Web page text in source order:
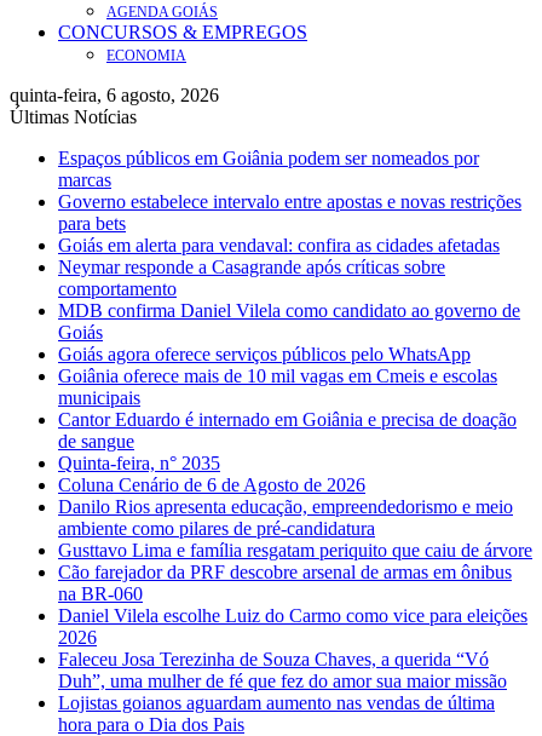
AGENDA GOIÁS
CONCURSOS & EMPREGOS
ECONOMIA
quinta-feira, 6 agosto, 2026
Últimas Notícias
Espaços públicos em Goiânia podem ser nomeados por
marcas
Governo estabelece intervalo entre apostas e novas restrições
para bets
Goiás em alerta para vendaval: confira as cidades afetadas
Neymar responde a Casagrande após críticas sobre
comportamento
MDB confirma Daniel Vilela como candidato ao governo de
Goiás
Goiás agora oferece serviços públicos pelo WhatsApp
Goiânia oferece mais de 10 mil vagas em Cmeis e escolas
municipais
Cantor Eduardo é internado em Goiânia e precisa de doação
de sangue
Quinta-feira, n° 2035
Coluna Cenário de 6 de Agosto de 2026
Danilo Rios apresenta educação, empreendedorismo e meio
ambiente como pilares de pré-candidatura
Gusttavo Lima e família resgatam periquito que caiu de árvore
Cão farejador da PRF descobre arsenal de armas em ônibus
na BR-060
Daniel Vilela escolhe Luiz do Carmo como vice para eleições
2026
Faleceu Josa Terezinha de Souza Chaves, a querida “Vó
Duh”, uma mulher de fé que fez do amor sua maior missão
Lojistas goianos aguardam aumento nas vendas de última
hora para o Dia dos Pais